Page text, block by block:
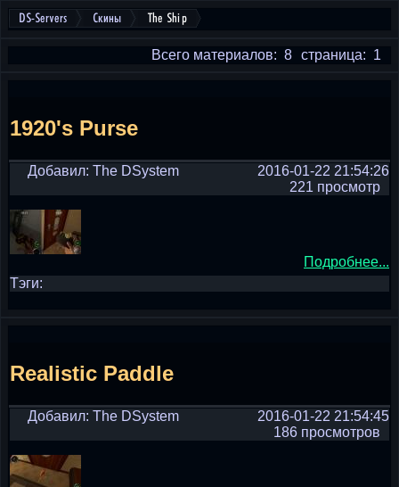
DS-Servers Скины The Ship
страница: 1
Всего материалов: 8
1920's Purse
Добавил: The DSystem
2016-01-22 21:54:26
221 просмотр
Подробнее...
Тэги:
Realistic Paddle
Добавил: The DSystem
2016-01-22 21:54:45
186 просмотров